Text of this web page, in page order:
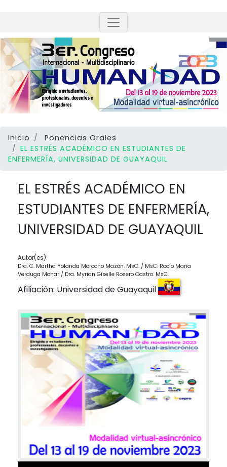
Inicio
Ponencias Orales
EL ESTRÉS ACADÉMICO EN ESTUDIANTES DE
ENFERMERÍA, UNIVERSIDAD DE GUAYAQUIL
EL ESTRÉS ACADÉMICO EN
ESTUDIANTES DE ENFERMERÍA,
UNIVERSIDAD DE GUAYAQUIL
Autor(es):
Dra. C. Martha Yolanda Morocho Mazón. MsC. / MsC. Rocío María
Verduga Monar / Dra. Myrian Giselle Rosero Castro. MsC.
Afiliación: Universidad de Guayaquil